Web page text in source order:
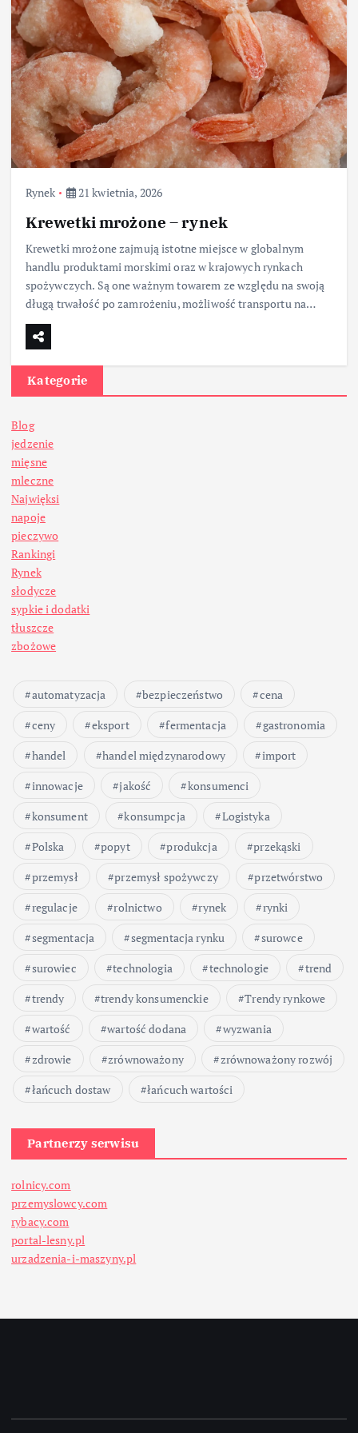
Rynek 21 kwietnia, 2026
Krewetki mrożone – rynek
Krewetki mrożone zajmują istotne miejsce w globalnym
handlu produktami morskimi oraz w krajowych rynkach
spożywczych. Są one ważnym towarem ze względu na swoją
długą trwałość po zamrożeniu, możliwość transportu na…
Kategorie
Blog
jedzenie
mięsne
mleczne
Najwięksi
napoje
pieczywo
Rankingi
Rynek
słodycze
sypkie i dodatki
tłuszcze
zbożowe
automatyzacja bezpieczeństwo
cena
ceny
eksport fermentacja
gastronomia
handel
handel międzynarodowy
import
innowacje
jakość
konsumenci
konsument
konsumpcja
Logistyka
Polska
popyt produkcja
przekąski
przemysł
przemysł spożywczy
przetwórstwo
regulacje
rolnictwo rynek
rynki
segmentacja
segmentacja rynku
surowce
surowiec
technologia technologie
trend
trendy
trendy konsumenckie
Trendy rynkowe
wartość
wartość dodana
wyzwania
zdrowie
zrównoważony
zrównoważony rozwój
łańcuch dostaw
łańcuch wartości
Partnerzy serwisu
rolnicy.com
przemyslowcy.com
rybacy.com
portal-lesny.pl
urzadzenia-i-maszyny.pl